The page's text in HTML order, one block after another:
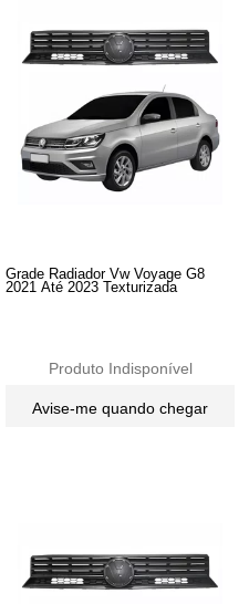
Grade Radiador Vw Voyage G8
2021 Até 2023 Texturizada
Produto Indisponível
Avise-me quando chegar